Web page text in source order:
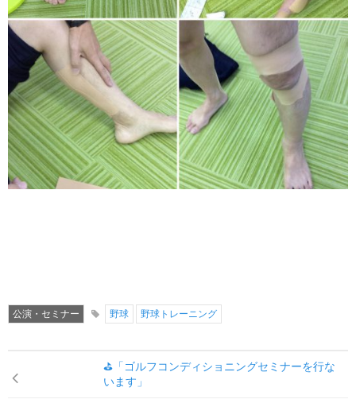
公演・セミナー 野球 野球トレーニング
⛳「ゴルフコンディショニングセミナーを行な
います」